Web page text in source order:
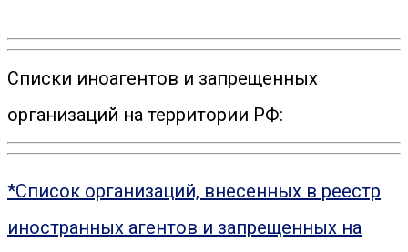
Списки иноагентов и запрещенных
организаций на территории РФ:
*Список организаций, внесенных в реестр
иностранных агентов и запрещенных на